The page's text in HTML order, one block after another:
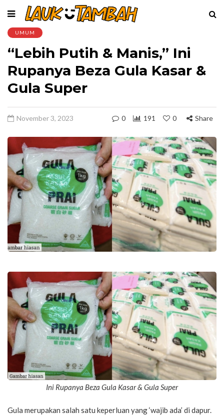
UMUM
“Lebih Putih & Manis,” Ini
Rupanya Beza Gula Kasar &
Gula Super
November 3, 2023 0 191 0 Share
Ini Rupanya Beza Gula Kasar & Gula Super
Gula merupakan salah satu keperluan yang ‘wajib ada’ di dapur.